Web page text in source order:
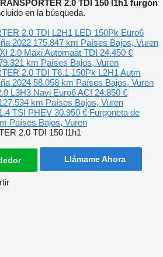
2.0 TDI 150 l1h1 furgón
en la búsqueda.
2.0 TDI L2H1 LED 150Pk Euro6
2022 175.847 km Países Bajos, Vuren
2.0 Maxi Automaat TDI 24.450 €
km Países Bajos, Vuren
2.0 TDI T6.1 150Pk L2H1 Autm
2024 58.058 km Países Bajos, Vuren
L3H3 Navi Euro6 AC! 24.850 €
km Países Bajos, Vuren
TSI PHEV 30.950 € Furgoneta de
Países Bajos, Vuren
2.0 TDI 150 l1h1
Llámame Ahora